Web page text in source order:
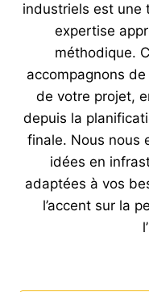
industriels est une
expertise
méthodique.
accompagnons
de votre projet,
depuis la
finale. Nous nous
idées en
adaptées à vos
l’accent sur la